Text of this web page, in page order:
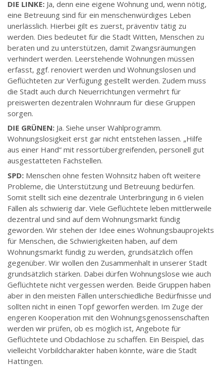
DIE LINKE: Ja, denn eine eigene Wohnung und, wenn nötig,
eine Betreuung sind für ein menschenwürdiges Leben
unerlässlich. Hierbei gilt es zuerst, präventiv tätig zu
werden. Dies bedeutet für die Stadt Witten, Menschen zu
beraten und zu unterstützen, damit Zwangsräumungen
verhindert werden. Leerstehende Wohnungen müssen
erfasst, ggf. renoviert werden und Wohnungslosen und
Geflüchteten zur Verfügung gestellt werden. Zudem muss
die Stadt auch durch Neuerrichtungen vermehrt für
preiswerten dezentralen Wohnraum für diese Gruppen
sorgen.
DIE GRÜNEN: Ja. Siehe unser Wahlprogramm.
Wohnungslosigkeit erst gar nicht entstehen lassen. „Hilfe
aus einer Hand“ mit ressortübergreifenden, personell gut
ausgestatteten Fachstellen.
SPD: Menschen ohne festen Wohnsitz haben oft weitere
Probleme, die Unterstützung und Betreuung bedürfen.
Somit stellt sich eine dezentrale Unterbringung in 6 vielen
Fällen als schwierig dar. Viele Geflüchtete leben mittlerweile
dezentral und sind auf dem Wohnungsmarkt fündig
geworden. Wir stehen der Idee eines Wohnungsbauprojekts
für Menschen, die Schwierigkeiten haben, auf dem
Wohnungsmarkt fündig zu werden, grundsätzlich offen
gegenüber. Wir wollen den Zusammenhalt in unserer Stadt
grundsätzlich stärken. Dabei dürfen Wohnungslose wie auch
Geflüchtete nicht vergessen werden. Beide Gruppen haben
aber in den meisten Fällen unterschiedliche Bedürfnisse und
sollten nicht in einen Topf geworfen werden. Im Zuge der
engeren Kooperation mit den Wohnungsgenossenschaften
werden wir prüfen, ob es möglich ist, Angebote für
Geflüchtete und Obdachlose zu schaffen. Ein Beispiel, das
vielleicht Vorbildcharakter haben könnte, wäre die Stadt
Hattingen.